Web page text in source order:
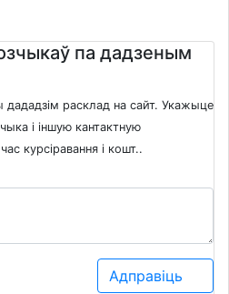
па дадзеным
дададзім расклад на сайт. Укажыце
і іншую кантактную
курсіравання і кошт..
Адправіць